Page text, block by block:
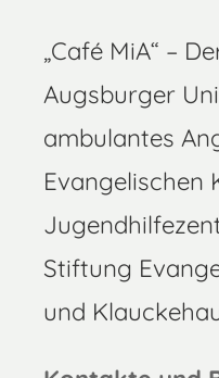
„Café MiA“ –
Augsburger
ambulantes
Evangelischen
Stiftung
und